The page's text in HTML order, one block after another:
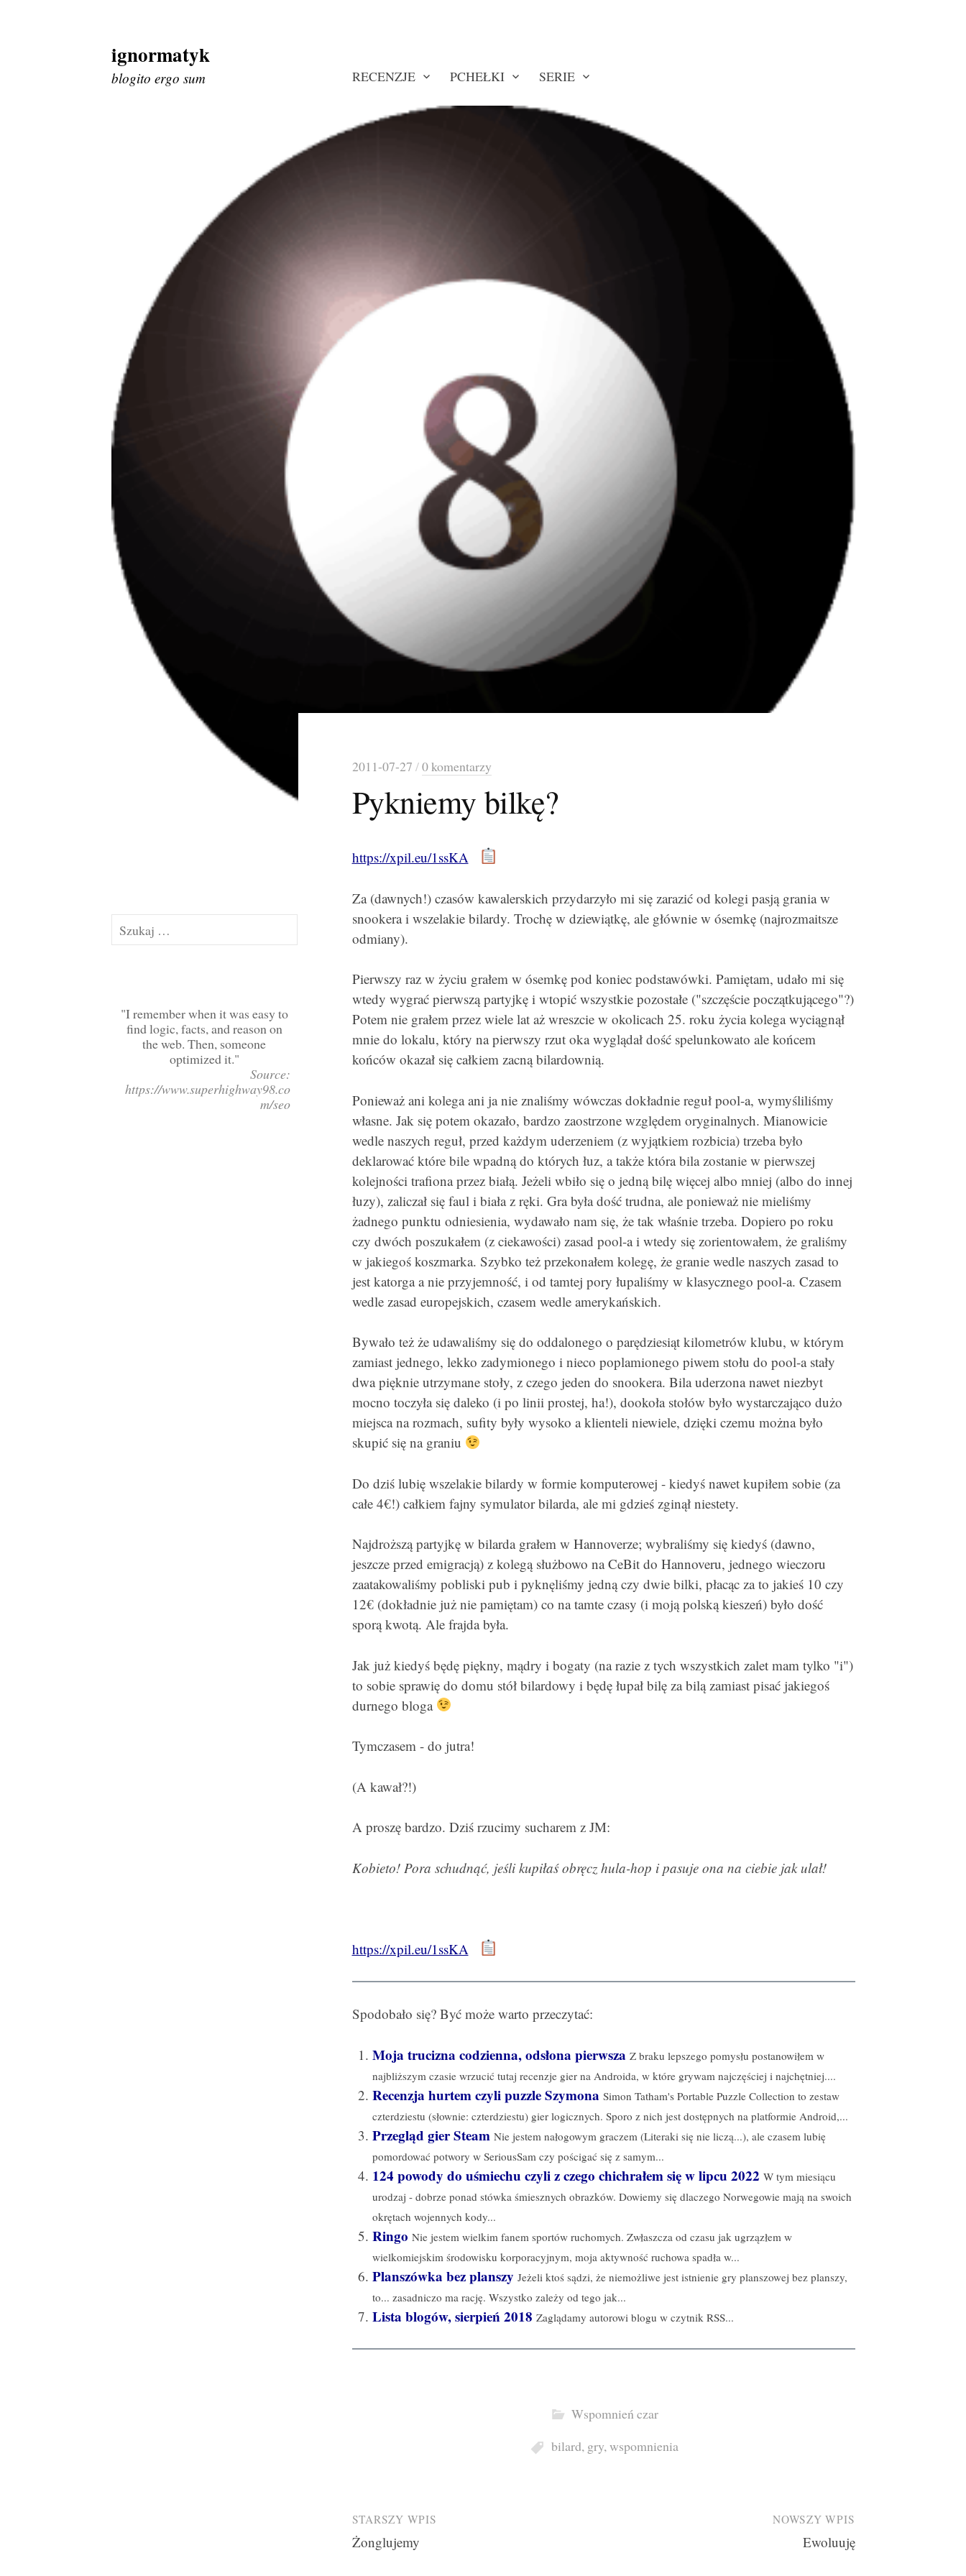
Skip
to
content
ignormatyk
blogito ergo sum RECENZJE PCHEŁKI SERIE
2011-07-27 /0 komentarzy
Pykniemy bilkę?
https://xpil.eu/1ssKA
Za (dawnych!) czasów kawalerskich przydarzyło mi się zarazić od kolegi pasją grania w
snookera i wszelakie bilardy. Trochę w dziewiątkę, ale głównie w ósemkę (najrozmaitsze
odmiany).
Pierwszy raz w życiu grałem w ósemkę pod koniec podstawówki. Pamiętam, udało mi się
wtedy wygrać pierwszą partyjkę i wtopić wszystkie pozostałe ("szczęście początkującego"?)
Potem nie grałem przez wiele lat aż wreszcie w okolicach 25. roku życia kolega wyciągnął
mnie do lokalu, który na pierwszy rzut oka wyglądał dość spelunkowato ale końcem
końców okazał się całkiem zacną bilardownią.
Ponieważ ani kolega ani ja nie znaliśmy wówczas dokładnie reguł pool-a, wymyśliliśmy
własne. Jak się potem okazało, bardzo zaostrzone względem oryginalnych. Mianowicie
wedle naszych reguł, przed każdym uderzeniem (z wyjątkiem rozbicia) trzeba było
deklarować które bile wpadną do których łuz, a także która bila zostanie w pierwszej
kolejności trafiona przez białą. Jeżeli wbiło się o jedną bilę więcej albo mniej (albo do innej
łuzy), zaliczał się faul i biała z ręki. Gra była dość trudna, ale ponieważ nie mieliśmy
żadnego punktu odniesienia, wydawało nam się, że tak właśnie trzeba. Dopiero po roku
czy dwóch poszukałem (z ciekawości) zasad pool-a i wtedy się zorientowałem, że graliśmy
w jakiegoś koszmarka. Szybko też przekonałem kolegę, że granie wedle naszych zasad to
jest katorga a nie przyjemność, i od tamtej pory łupaliśmy w klasycznego pool-a. Czasem
wedle zasad europejskich, czasem wedle amerykańskich.
Bywało też że udawaliśmy się do oddalonego o parędziesiąt kilometrów klubu, w którym
zamiast jednego, lekko zadymionego i nieco poplamionego piwem stołu do pool-a stały
dwa pięknie utrzymane stoły, z czego jeden do snookera. Bila uderzona nawet niezbyt
mocno toczyła się daleko (i po linii prostej, ha!), dookoła stołów było wystarczająco dużo
miejsca na rozmach, sufity były wysoko a klienteli niewiele, dzięki czemu można było
skupić się na graniu
Do dziś lubię wszelakie bilardy w formie komputerowej - kiedyś nawet kupiłem sobie (za
całe 4€!) całkiem fajny symulator bilarda, ale mi gdzieś zginął niestety.
Najdroższą partyjkę w bilarda grałem w Hannoverze; wybraliśmy się kiedyś (dawno,
jeszcze przed emigracją) z kolegą służbowo na CeBit do Hannoveru, jednego wieczoru
zaatakowaliśmy pobliski pub i pyknęliśmy jedną czy dwie bilki, płacąc za to jakieś 10 czy
12€ (dokładnie już nie pamiętam) co na tamte czasy (i moją polską kieszeń) było dość
sporą kwotą. Ale frajda była.
Jak już kiedyś będę piękny, mądry i bogaty (na razie z tych wszystkich zalet mam tylko "i")
to sobie sprawię do domu stół bilardowy i będę łupał bilę za bilą zamiast pisać jakiegoś
durnego bloga
Tymczasem - do jutra!
(A kawał?!)
A proszę bardzo. Dziś rzucimy sucharem z JM:
Kobieto! Pora schudnąć, jeśli kupiłaś obręcz hula-hop i pasuje ona na ciebie jak ulał!
https://xpil.eu/1ssKA
Spodobało się? Być może warto przeczytać:
Moja trucizna codzienna, odsłona pierwsza Z braku lepszego pomysłu postanowiłem w
najbliższym czasie wrzucić tutaj recenzje gier na Androida, w które grywam najczęściej i najchętniej....
Recenzja hurtem czyli puzzle Szymona Simon Tatham's Portable Puzzle Collection to zestaw
czterdziestu (słownie: czterdziestu) gier logicznych. Sporo z nich jest dostępnych na platformie Android,...
Przegląd gier Steam Nie jestem nałogowym graczem (Literaki się nie liczą...), ale czasem lubię
pomordować potwory w SeriousSam czy pościgać się z samym...
124 powody do uśmiechu czyli z czego chichrałem się w lipcu 2022 W tym miesiącu
urodzaj - dobrze ponad stówka śmiesznych obrazków. Dowiemy się dlaczego Norwegowie mają na swoich
okrętach wojennych kody...
Ringo Nie jestem wielkim fanem sportów ruchomych. Zwłaszcza od czasu jak ugrzązłem w
wielkomiejskim środowisku korporacyjnym, moja aktywność ruchowa spadła w...
Planszówka bez planszy Jeżeli ktoś sądzi, że niemożliwe jest istnienie gry planszowej bez planszy,
to... zasadniczo ma rację. Wszystko zależy od tego jak...
Lista blogów, sierpień 2018 Zaglądamy autorowi blogu w czytnik RSS...
Wspomnień czar
bilard, gry, wspomnienia
Post
navigation
STARSZY WPIS
Żonglujemy
NOWSZY WPIS
Ewoluuję
Szukaj:
I remember when it was easy to
find logic, facts, and reason on
the web. Then, someone
optimized it.
Source:
https://www.superhighway98.co
m/seo